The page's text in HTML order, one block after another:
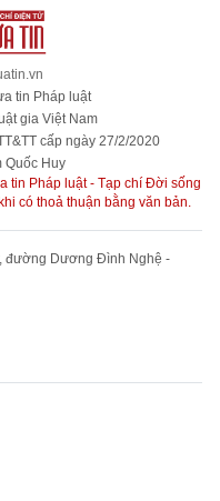
tin Pháp luật
gia Việt Nam
cấp ngày 27/2/2020
Quốc Huy
tin Pháp luật - Tạp chí Đời sống
có thoả thuận bằng văn bản.
đường Dương Đình Nghệ -